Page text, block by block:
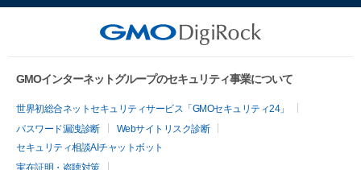
GMOインターネットグループのセキュリティ事業について
世界初総合ネットセキュリティサービス「GMOセキュリティ24」
パスワード漏洩診断
Webサイトリスク診断
セキュリティ相談AIチャットボット
実在証明・盗聴対策